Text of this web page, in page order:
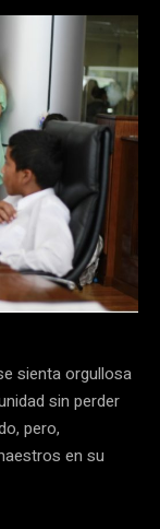
sienta orgullosa
sin perder
pero,
en su